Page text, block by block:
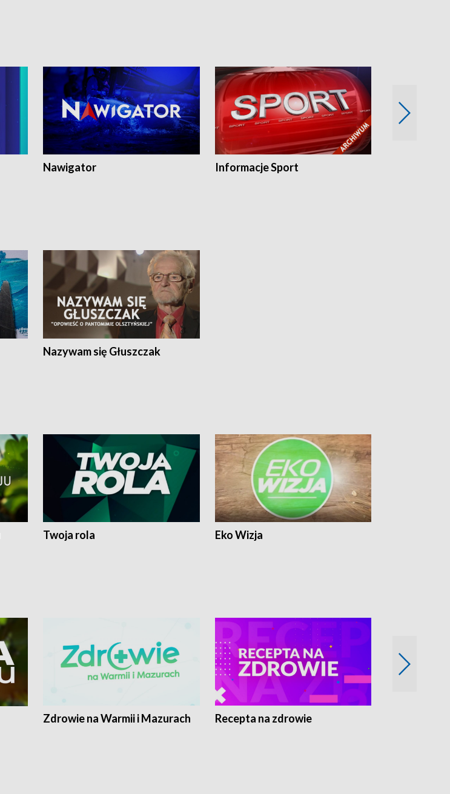
Nawigator Informacje Sport
Nazywam się Głuszczak
Twoja rola Eko Wizja
Zdrowie na Warmii i Mazurach Recepta na zdrowie